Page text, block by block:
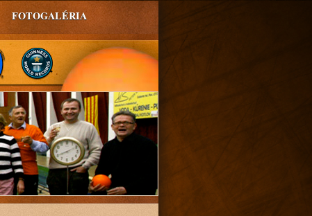
FOTOGALÉRIA